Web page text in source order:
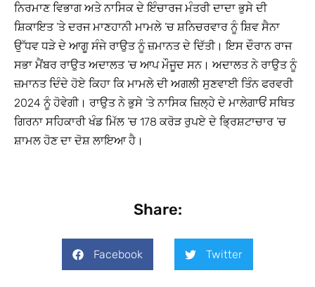
ਨਿਰਮਾਣ ਵਿਭਾਗ ਅਤੇ ਨਾਸਿਕ ਦੇ ਇੰਚਾਰਜ ਮੰਤਰੀ ਦਾਦਾ ਭੁਸੇ ਦੀ
ਸ਼ਿਕਾਇਤ ’ਤੇ ਦਰਜ ਮਾਣਹਾਨੀ ਮਾਮਲੇ ’ਚ ਸ਼ਨਿਚਰਵਾਰ ਨੂੰ ਸ਼ਿਵ ਸੈਨਾ
ਉੱਧਵ ਧੜੇ ਦੇ ਆਗੂ ਸੰਜੇ ਰਾਉਤ ਨੂੰ ਜ਼ਮਾਨਤ ਦੇ ਦਿੱਤੀ। ਇਸ ਦੌਰਾਨ ਰਾਜ
ਸਭਾ ਮੈਂਬਰ ਰਾਉਤ ਅਦਾਲਤ ’ਚ ਆਪ ਮੌਜੂਦ ਸਨ। ਅਦਾਲਤ ਨੇ ਰਾਉਤ ਨੂੰ
ਜ਼ਮਾਨਤ ਦਿੰਦੇ ਹੋਏ ਕਿਹਾ ਕਿ ਮਾਮਲੇ ਦੀ ਅਗਲੀ ਸੁਣਵਾਈ ਤਿੰਨ ਫਰਵਰੀ
2024 ਨੂੰ ਹੋਵੇਗੀ। ਰਾਉਤ ਨੇ ਭੁਸੇ ’ਤੇ ਨਾਸਿਕ ਜ਼ਿਲ੍ਹੇ ਦੇ ਮਾਲੇਗਾਓਂ ਸਥਿਤ
ਗਿਰਨਾ ਸਹਿਕਾਰੀ ਖੰਡ ਮਿੱਲ ’ਚ 178 ਕਰੋੜ ਰੁਪਏ ਦੇ ਭ੍ਰਿਸ਼ਟਾਚਾਰ ’ਚ
ਸ਼ਾਮਲ ਹੋਣ ਦਾ ਦੋਸ਼ ਲਾਇਆ ਹੈ।
Share:
Facebook Twitter